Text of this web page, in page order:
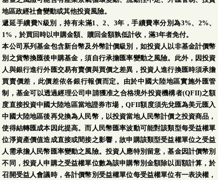
地區政經社會變動或其他投資風險。
遞延手續費N級別，持有未滿1、2、3年，手續費率分別為3%、2%、
1%，於買回時以申購金額、贖回金額孰低計收，滿3年者免付。
本公司系列基金包含新台幣及外幣計價級別，如投資人以非基金計價幣
別之貨幣換匯後申購基金，須自行承擔匯率變動之風險。此外，因投資
人與銀行進行外匯交易有賣價與買價之差異，投資人進行換匯時須承擔
買賣價差，此價差依各銀行報價而定。由於中國大陸地區實施外匯管
制，基金可以透過經理公司申請獲准之合格境外投資機構者(QFII)之額
度直接投資中國大陸地區當地證券市場，QFII額度須先兌匯為美元匯入
中國大陸地區後再兌換為人民幣，以投資當地人民幣計價之投資商品，
使得結轉匯成本因此提高。而人民幣匯率波動可能對該類型每受益權單
位淨資產價值造成直接或間接之影響，故申購該類型受益權單位之受益
人需承擔人民幣匯率變動之風險。投資人應特別留意，基金因計價幣別
不同，投資人申購之受益權單位數為該申購幣別金額除以面額計算，於
召開受益人會議時，各計價幣別受益權單位每受益權單位有一表決權，